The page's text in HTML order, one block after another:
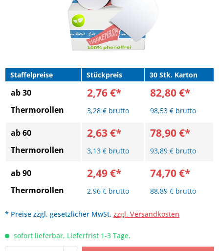
Staffelpreise Stückpreis 30 Stk. Karton
ab 30
Thermorollen
2,76 €*
3,28 € brutto
82,80 €*
98,53 € brutto
ab 60
Thermorollen
2,63 €*
3,13 € brutto
78,90 €*
93,89 € brutto
ab 90
Thermorollen
2,49 €*
2,96 € brutto
74,70 €*
88,89 € brutto
* Preise zzgl. gesetzlicher MwSt. zzgl. Versandkosten
sofort lieferbar, Lieferfrist 1-3 Tage.